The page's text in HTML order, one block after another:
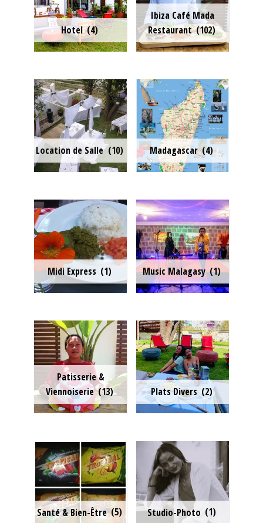
Hotel(4)
Ibiza Café Mada
Restaurant(102)
Location de Salle(10) Madagascar(4)
Midi Express (1) Music Malagasy(1)
Patisserie &
Viennoiserie(13) Plats Divers (2)
Santé & Bien-Être(5) Studio-Photo (1)